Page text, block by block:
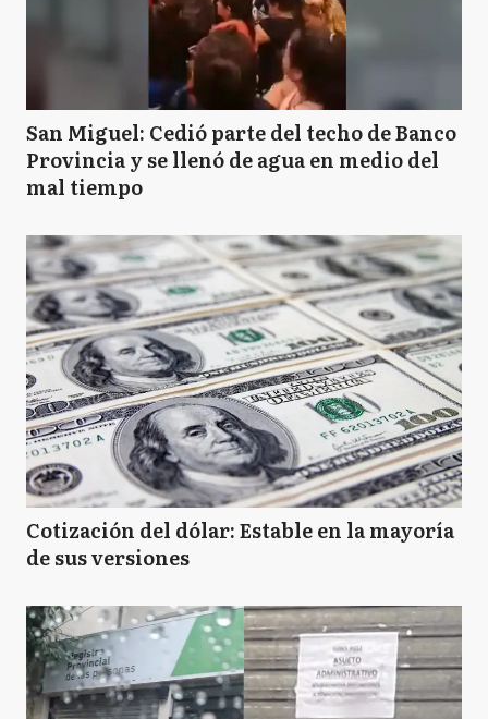
San Miguel: Cedió parte del techo de Banco
Provincia y se llenó de agua en medio del
mal tiempo
Cotización del dólar: Estable en la mayoría
de sus versiones